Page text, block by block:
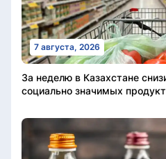
7 августа, 2026
За неделю в Казахстане
социально значимых